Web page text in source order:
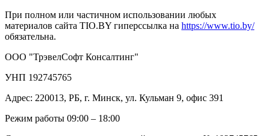
При полном или частичном использовании любых
материалов сайта TIO.BY гиперссылка на https://www.tio.by/
обязательна.
ООО "ТрэвелСофт Консалтинг"
УНП 192745765
Адрес: 220013, РБ, г. Минск, ул. Кульман 9, офис 391
Режим работы 09:00 – 18:00